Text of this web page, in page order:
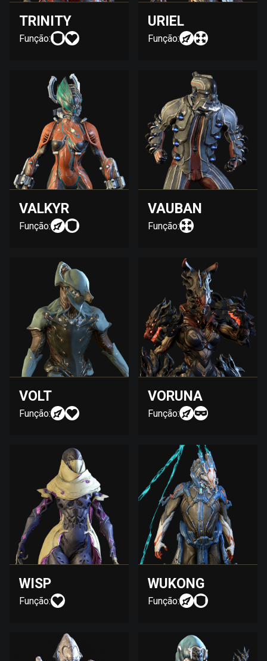
TRINITY
Função:
URIEL
Função:
VALKYR
Função:
VAUBAN
Função:
VOLT
Função:
VORUNA
Função:
WISP
Função:
WUKONG
Função: